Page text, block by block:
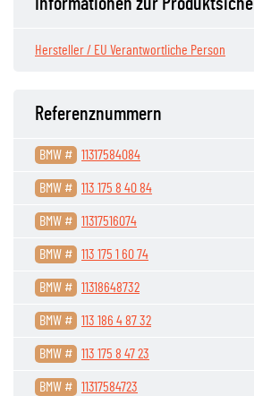
Hersteller / EU Verantwortliche Person
Referenznummern
BMW # 11317584084
BMW # 113 175 8 40 84
BMW # 11317516074
BMW # 113 175 1 60 74
BMW # 11318648732
BMW # 113 186 4 87 32
BMW # 113 175 8 47 23
BMW # 11317584723